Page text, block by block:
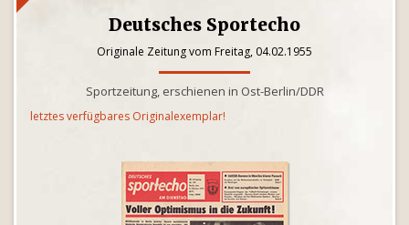
Deutsches Sportecho
Originale Zeitung vom Freitag, 04.02.1955
Sportzeitung, erschienen in Ost-Berlin/DDR
letztes verfügbares Originalexemplar!